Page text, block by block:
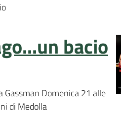
bacio
Gassman Domenica 21 alle
di Medolla